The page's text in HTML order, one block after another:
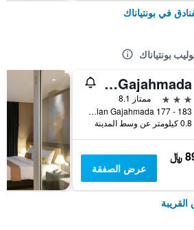
في بونتياناك
بونتياناك
Hotel Gajahmada
3 نجوم
ممتاز 8.1
Jalan Gajahmada 177 - 183, بونتياناك, إندونيسيا
0.8 كيلومتر عن وسط المدينة
﷼
عرض الصفقة